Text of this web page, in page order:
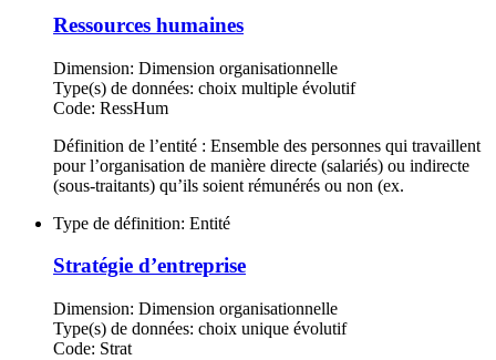
Ressources humaines
Dimension: Dimension organisationnelle
Type(s) de données: choix multiple évolutif
Code: RessHum
Définition de l’entité : Ensemble des personnes qui travaillent
pour l’organisation de manière directe (salariés) ou indirecte
(sous-traitants) qu’ils soient rémunérés ou non (ex.
Type de définition: Entité
Stratégie d’entreprise
Dimension: Dimension organisationnelle
Type(s) de données: choix unique évolutif
Code: Strat